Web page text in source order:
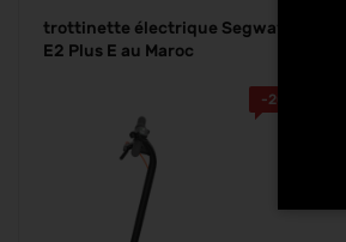
trottinette électrique Segway Ninebot
E2 Plus E au Maroc
-200.00